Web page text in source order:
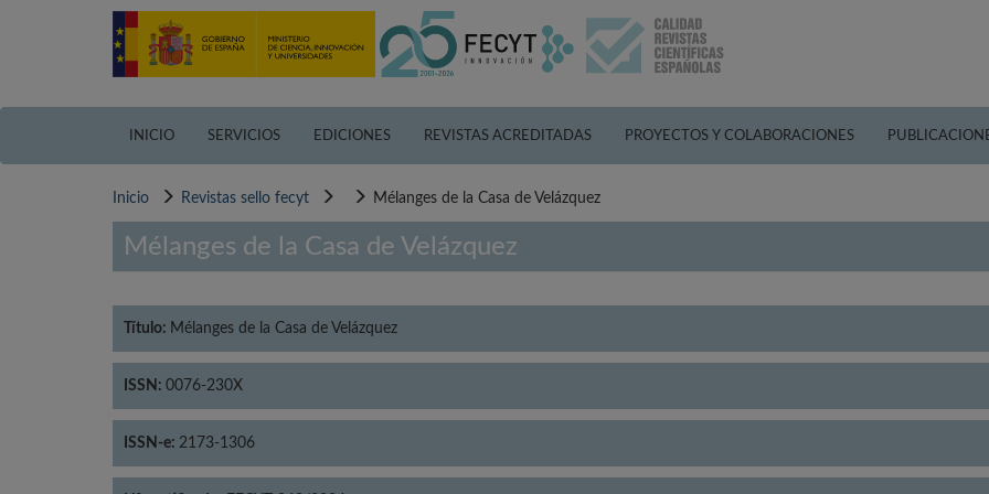
INICIO SERVICIOS EDICIONES REVISTAS ACREDITADAS PROYECTOS Y COLABORACIONES
Inicio Revistas sello fecyt Mélanges de la Casa de Velázquez
Mélanges de la Casa de Velázquez
Título: Mélanges de la Casa de Velázquez
ISSN: 0076-230X
ISSN-e: 2173-1306